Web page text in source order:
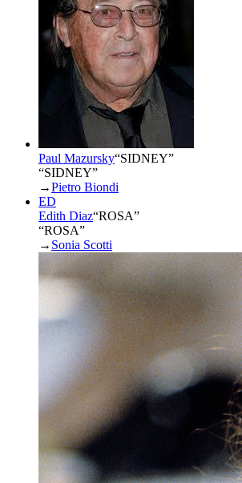
Paul Mazursky“SIDNEY”
“SIDNEY”
→Pietro Biondi
ED
Edith Diaz“ROSA”
“ROSA”
→ Sonia Scotti